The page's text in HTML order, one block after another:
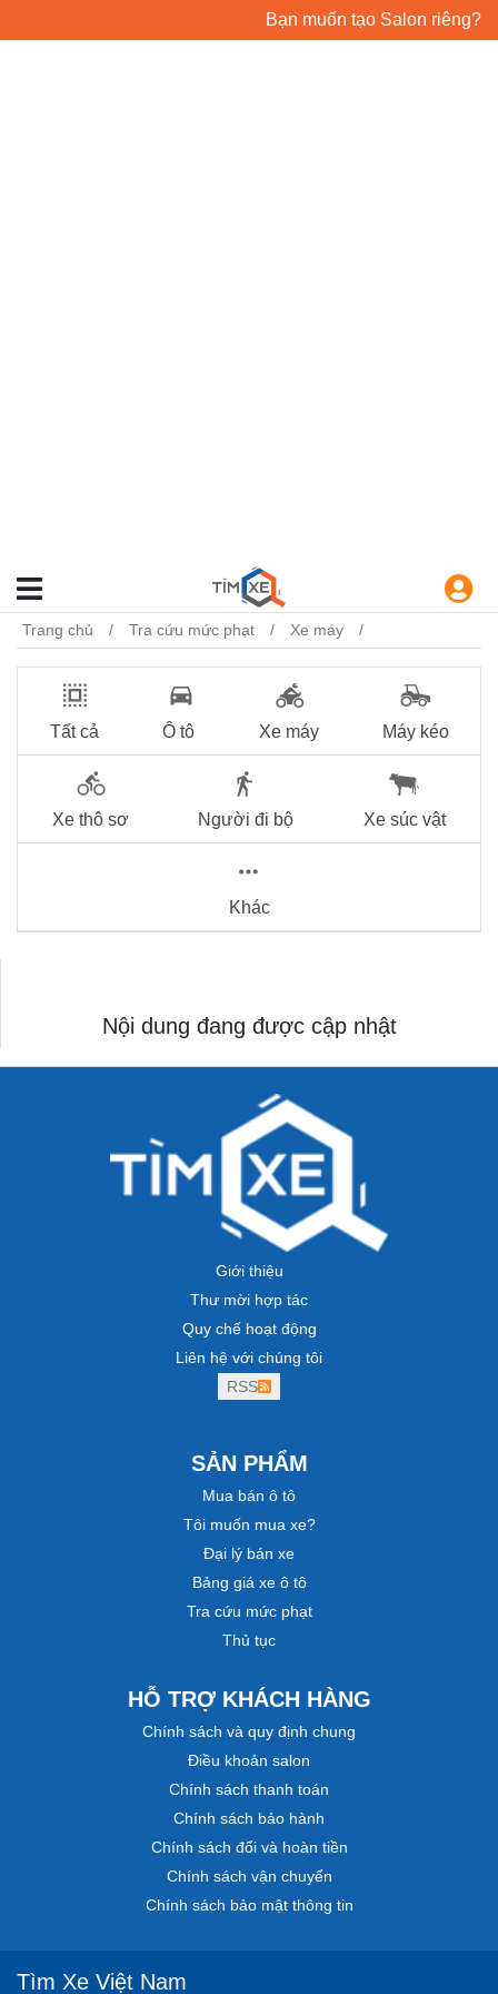
Bạn muốn tạo Salon riêng?
Trang chủ Tra cứu mức phạt Xe máy
Tất cả Ô tô Xe máy Máy kéo
Xe thô sơ Người đi bộ Xe súc vật
Khác
Nội dung đang được cập nhật
Giới thiệu
Thư mời hợp tác
Quy chế hoạt động
Liên hệ với chúng tôi
RSS
SẢN PHẨM
Mua bán ô tô
Tôi muốn mua xe?
Đại lý bán xe
Bảng giá xe ô tô
Tra cứu mức phạt
Thủ tục
HỖ TRỢ KHÁCH HÀNG
Chính sách và quy định chung
Điều khoản salon
Chính sách thanh toán
Chính sách bảo hành
Chính sách đổi và hoàn tiền
Chính sách vận chuyển
Chính sách bảo mật thông tin
Tìm Xe Việt Nam